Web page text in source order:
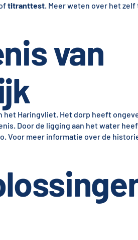
titranttest. Meer weten over het
van
het Haringvliet. Het dorp heeft
Door de ligging aan het water
Voor meer informatie over de